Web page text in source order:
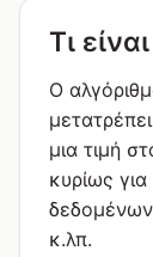
Τι
Ο
μια τιμή
κυρίως
κ.λπ.